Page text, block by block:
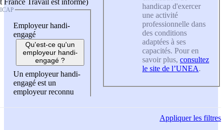
Employeur handi-
engagé
Qu'est-ce qu'un
employeur handi-
engagé ?
Un employeur handi-
engagé est un
employeur reconnu
handicap d'exercer
une activité
professionnelle dans
des conditions
adaptées à ses
capacités. Pour en
savoir plus, consultez
le site de l’UNEA.
Appliquerles filtres